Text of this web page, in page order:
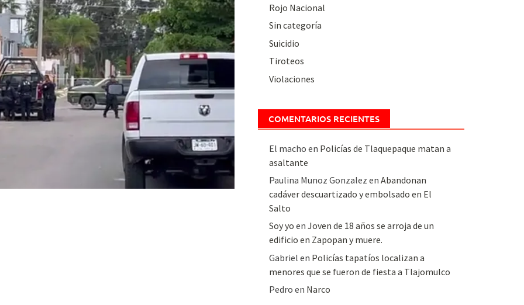
Rojo Nacional
Sin categoría
Suicidio
Tiroteos
Violaciones
COMENTARIOS RECIENTES
El macho en Policías de Tlaquepaque matan a
asaltante
Paulina Munoz Gonzalez en Abandonan
cadáver descuartizado y embolsado en El
Salto
Soy yo en Joven de 18 años se arroja de un
edificio en Zapopan y muere.
Gabriel en Policías tapatíos localizan a
menores que se fueron de fiesta a Tlajomulco
Pedro en Narco